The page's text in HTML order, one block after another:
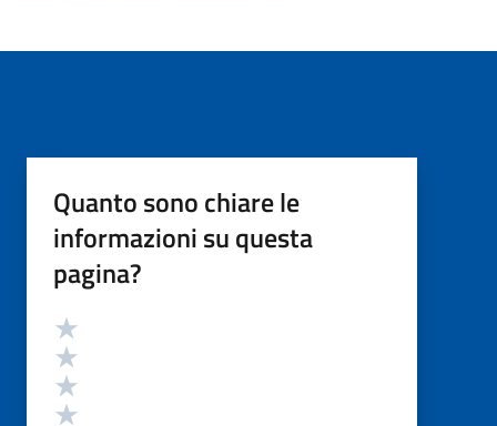
Quanto sono chiare le
informazioni su questa
pagina?
Valutazione